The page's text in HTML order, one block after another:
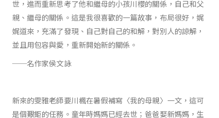
世，進而重新思考了他和繼母的小孩川櫻的關係，自己和父
親、繼母的關係。這是我很喜歡的一篇故事，布局很好，娓
娓道來，充滿了發現、自己對自己的和解，對別人的諒解，
並且用包容與愛，重新開始新的關係。
──名作家侯文詠
新來的雯雅老師要川楓在暑假補寫〈我的母親〉一文，這可
是個艱鉅的任務。童年時媽媽已經去世；爸爸娶新媽媽，生